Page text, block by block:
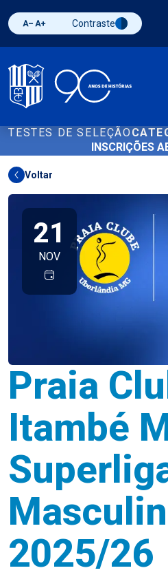
Diminuir fonte
Aumentar fonteAlternar contraste
Contraste
TESTES DE SELEÇÃO
INSCRIÇÕES
Voltar
21
NOV
Praia
Itambé
2025/26